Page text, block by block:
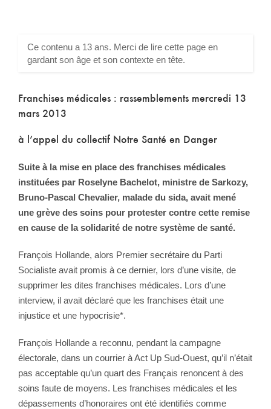
Ce contenu a 13 ans. Merci de lire cette page en
gardant son âge et son contexte en tête.
Franchises médicales : rassemblements mercredi 13
mars 2013
à l’appel du collectif Notre Santé en Danger
Suite à la mise en place des franchises médicales
instituées par Roselyne Bachelot, ministre de Sarkozy,
Bruno-Pascal Chevalier, malade du sida, avait mené
une grève des soins pour protester contre cette remise
en cause de la solidarité de notre système de santé.
François Hollande, alors Premier secrétaire du Parti
Socialiste avait promis à ce dernier, lors d’une visite, de
supprimer les dites franchises médicales. Lors d’une
interview, il avait déclaré que les franchises était une
injustice et une hypocrisie*.
François Hollande a reconnu, pendant la campagne
électorale, dans un courrier à Act Up Sud-Ouest, qu’il n’était
pas acceptable qu’un quart des Français renoncent à des
soins faute de moyens. Les franchises médicales et les
dépassements d’honoraires ont été identifiés comme